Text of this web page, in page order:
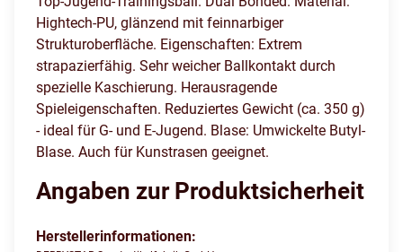
Hightech-PU, glänzend mit feinnarbiger
Strukturoberfläche. Eigenschaften: Extrem
strapazierfähig. Sehr weicher Ballkontakt durch
spezielle Kaschierung. Herausragende
Spieleigenschaften. Reduziertes Gewicht (ca. 350 g)
- ideal für G- und E-Jugend. Blase: Umwickelte Butyl-
Blase. Auch für Kunstrasen geeignet.
Angaben zur Produktsicherheit
Herstellerinformationen: